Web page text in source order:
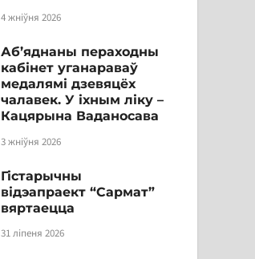
4 жніўня 2026
Аб’яднаны пераходны
кабінет уганараваў
медалямі дзевяцёх
чалавек. У іхным ліку –
Кацярына Ваданосава
3 жніўня 2026
Гістарычны
відэапраект “Сармат”
вяртаецца
31 ліпеня 2026